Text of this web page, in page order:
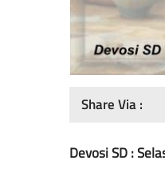
Share Via :
Devosi SD :